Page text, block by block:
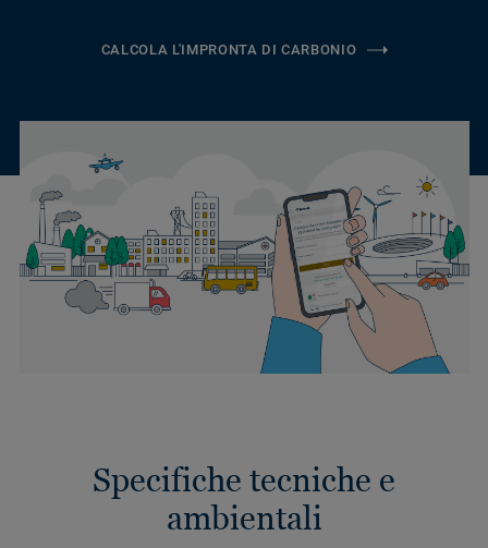
CALCOLA L'IMPRONTA DI CARBONIO
Specifiche tecniche e
ambientali